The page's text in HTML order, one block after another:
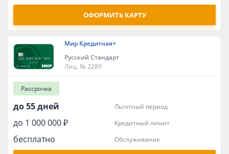
ОФОРМИТЬ КАРТУ
Мир Кредитная+
Русский Стандарт
Лиц. № 2289
Рассрочка
до 55 дней льготный период
до 1 000 000 ₽ кредитный лимит
бесплатно обслуживание